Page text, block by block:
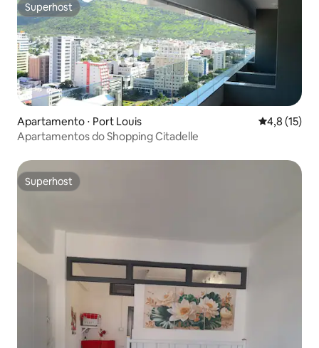
Superhost
Superhost
Apartamento ⋅ Port Louis 4,8 de uma
4,8 (15)
Apartamentos do Shopping Citadelle
Superhost
Superhost